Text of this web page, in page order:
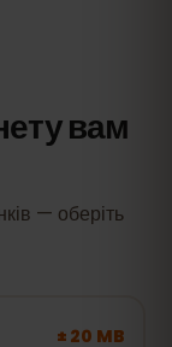
вам
— оберіть
± 20 MB